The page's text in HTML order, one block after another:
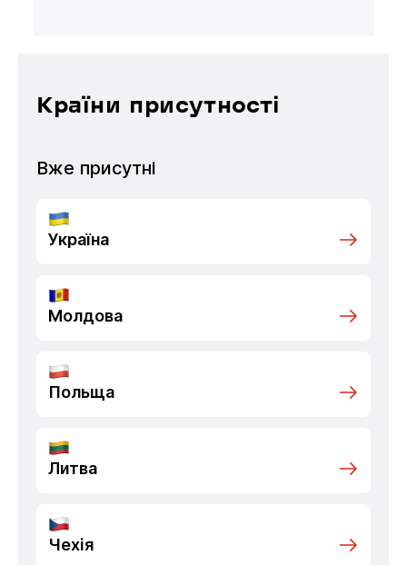
Країни присутності
Вже присутні
Україна
Молдова
Польща
Литва
Чехія